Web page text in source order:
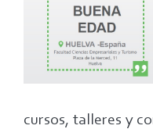
Jornada
En
buena
edad
Huelva
cursos, talleres y